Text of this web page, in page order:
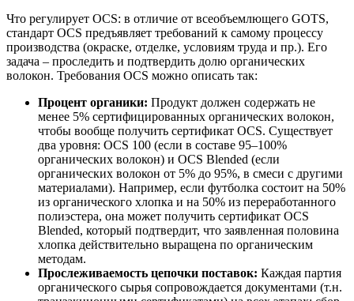
Что регулирует OCS: в отличие от всеобъемлющего GOTS,
стандарт OCS предъявляет требований к самому процессу
производства (окраске, отделке, условиям труда и пр.). Его
задача – проследить и подтвердить долю органических
волокон. Требования OCS можно описать так:
Процент органики: Продукт должен содержать не
менее 5% сертифицированных органических волокон,
чтобы вообще получить сертификат OCS. Существует
два уровня: OCS 100 (если в составе 95–100%
органических волокон) и OCS Blended (если
органических волокон от 5% до 95%, в смеси с другими
материалами). Например, если футболка состоит на 50%
из органического хлопка и на 50% из переработанного
полиэстера, она может получить сертификат OCS
Blended, который подтвердит, что заявленная половина
хлопка действительно выращена по органическим
методам.
Прослеживаемость цепочки поставок: Каждая партия
органического сырья сопровождается документами (т.н.